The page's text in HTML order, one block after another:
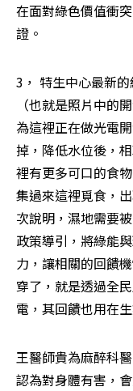
在面對綠色價值衝
證。
3， 特生中心最新
（也就是照片中的
為這裡正在做光電
掉，降低水位後，
裡有更多可口的食
集過來這裡覓食，
次說明，濕地需要
政策導引，將綠能
力，讓相關的回饋
穿了，就是透過全
電，其回饋也用在
王醫師貴為麻醉科
認為對身體有害，